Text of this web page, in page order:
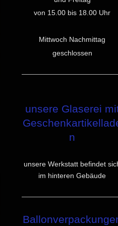
von 15.00 bis 18.00 Uhr
Mittwoch Nachmittag
geschlossen
unsere Glaserei
n
unsere Werkstatt befindet
im hinteren Gebäude